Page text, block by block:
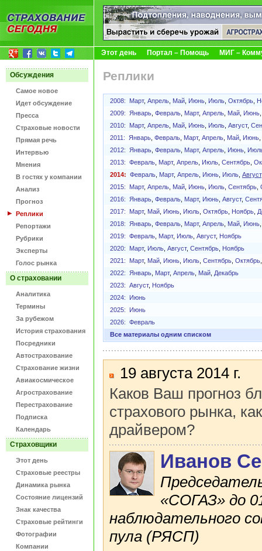
Этот день Портал – Помощь МИГ –
Обсуждения
Самое новое
Идет обсуждение
Пресса
Страховые новости
Прямая речь
Интервью
Мнения
В гостях у компании
Анализ
Прогноз
Реплики
Репортажи
Рубрики
Эксперты
Голос рынка
О страховании
Аналитика
Термины
За рубежом
История страхования
Посредники
Автострахование
Страхование жизни
Авиакосмическое
Агрострахование
Перестрахование
Подписка
Календарь
Страховщики
Этот день
Страховые реестры
Динамика рынка
Состояние лицензий
Знак качества
Страховые рейтинги
Фотографии
Компании
Реплики
2008: Март, Апрель Май Июнь Июль Октябрь
2009:
Январь Февраль Март, Апрель Май Июнь
2010:
Март, Апрель Май Июнь Июль Август,
2011:
Январь Февраль Март, Апрель Май Июнь
2012:
Январь Февраль Март, Апрель Июнь
2013: Февраль Март, Апрель Июль Сентябрь
2014: Февраль Март, Апрель Июнь Июль Август
2015:
Март, Апрель Май Июнь Июль Сентябрь
2016:
Январь Февраль Март, Июнь Август,
2017:
Март, Май Июнь Июль Октябрь Ноябрь
2018:
Январь Февраль Март, Апрель Май Июнь
2019: Февраль Март, Июль Август, Ноябрь
2020:
Март, Июль Август, Сентябрь
Ноябрь
2021:
Март, Май Июнь Июль Сентябрь Октябрь
2022:
Январь Март, Апрель Май Декабрь
2023: Август, Ноябрь
2024:
Июнь
2025:
Июнь
2026: Февраль
Все материалы одним списком
19 августа 2014 г.
Каков Ваш прогноз
страхового рынка,
драйвером?
Иванов
«СОГАЗ» до
наблюдательного
пула (РЯСП)